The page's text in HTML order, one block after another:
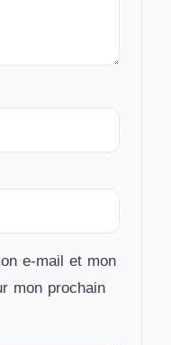
e-mail et mon
mon prochain